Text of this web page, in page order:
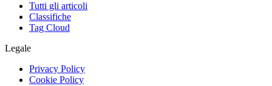
Tutti gli articoli
Classifiche
Tag Cloud
Legale
Privacy Policy
Cookie Policy